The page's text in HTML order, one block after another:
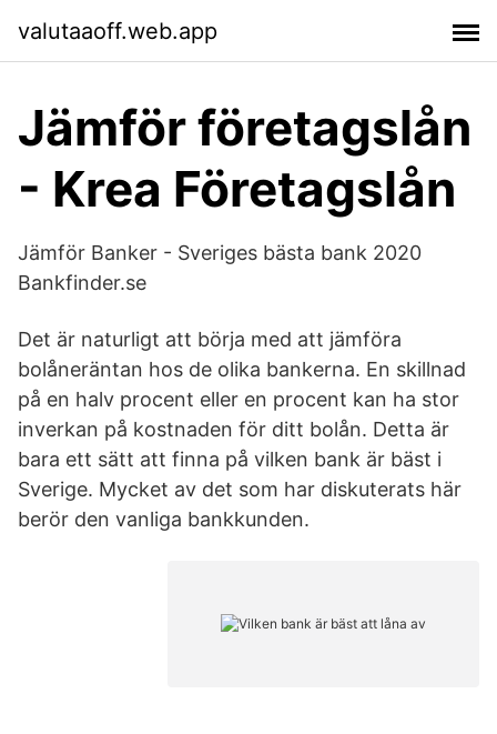
valutaaoff.web.app
Jämför företagslån
- Krea Företagslån
Jämför Banker - Sveriges bästa bank 2020
Bankfinder.se
Det är naturligt att börja med att jämföra
bolåneräntan hos de olika bankerna. En skillnad
på en halv procent eller en procent kan ha stor
inverkan på kostnaden för ditt bolån. Detta är
bara ett sätt att finna på vilken bank är bäst i
Sverige. Mycket av det som har diskuterats här
berör den vanliga bankkunden.